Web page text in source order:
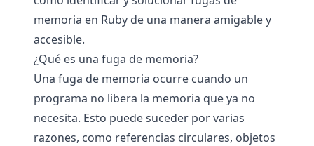
memoria en Ruby de una manera amigable y
accesible.
¿Qué es una fuga de memoria?
Una fuga de memoria ocurre cuando un
programa no libera la memoria que ya no
necesita. Esto puede suceder por varias
razones, como referencias circulares, objetos